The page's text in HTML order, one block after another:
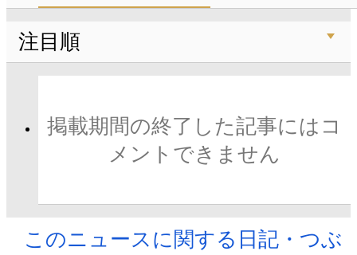
注目順
掲載期間の終了した記事にはコ
メントできません
このニュースに関する日記・つぶ